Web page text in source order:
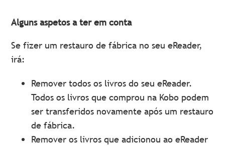
Alguns aspetos a ter em conta
Se fizer um restauro de fábrica no seu eReader,
irá:
Remover todos os livros do seu eReader.
Todos os livros que comprou na Kobo podem
ser transferidos novamente após um restauro
de fábrica.
Remover os livros que adicionou ao eReader